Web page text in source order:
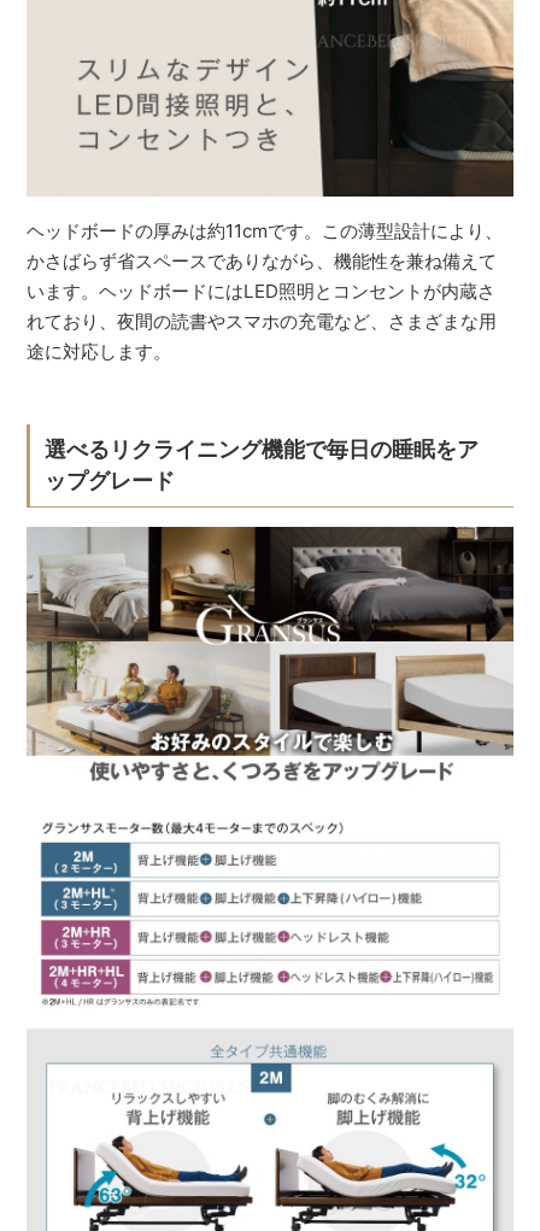
ヘッドボードの厚みは約11cmです。この薄型設計により、
かさばらず省スペースでありながら、機能性を兼ね備えて
います。ヘッドボードにはLED照明とコンセントが内蔵さ
れており、夜間の読書やスマホの充電など、さまざまな用
途に対応します。
選べるリクライニング機能で毎日の睡眠をア
ップグレード